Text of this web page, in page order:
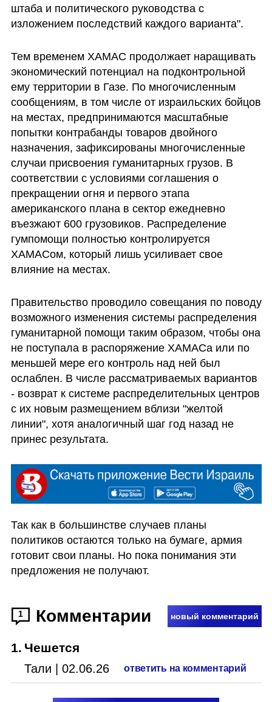
штаба и политического руководства с
изложением последствий каждого варианта".
Тем временем ХАМАС продолжает наращивать
экономический потенциал на подконтрольной
ему территории в Газе. По многочисленным
сообщениям, в том числе от израильских бойцов
на местах, предпринимаются масштабные
попытки контрабанды товаров двойного
назначения, зафиксированы многочисленные
случаи присвоения гуманитарных грузов. В
соответствии с условиями соглашения о
прекращении огня и первого этапа
американского плана в сектор ежедневно
въезжают 600 грузовиков. Распределение
гумпомощи полностью контролируется
ХАМАСом, который лишь усиливает свое
влияние на местах.
Правительство проводило совещания по поводу
возможного изменения системы распределения
гуманитарной помощи таким образом, чтобы она
не поступала в распоряжение ХАМАСа или по
меньшей мере его контроль над ней был
ослаблен. В числе рассматриваемых вариантов
- возврат к системе распределительных центров
с их новым размещением вблизи "желтой
линии", хотя аналогичный шаг год назад не
принес результата.
Так как в большинстве случаев планы
политиков остаются только на бумаге, армия
готовит свои планы. Но пока понимания эти
предложения не получают.
1 Комментарии новый комментарий
1. Чешется
Тали 02.06.26 ответить на комментарий